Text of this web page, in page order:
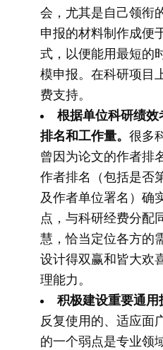
会，尤其是自己领衔
申报的材料制作成便
式，以便能用最短的
模申报。在科研项目
费支持。
根据单位科研绩
排名和工作量。 很多
曾因为论文的作者排
作者排名（包括是否
及作者单位署名）确
点，与科研经费分配
慧，恰当定位各方的
设计得双赢和皆大欢
理能力。
积极建设重要通用
反复使用的、适应面
的一个弱点是专业领